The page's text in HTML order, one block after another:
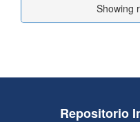
Showing
Repositorio